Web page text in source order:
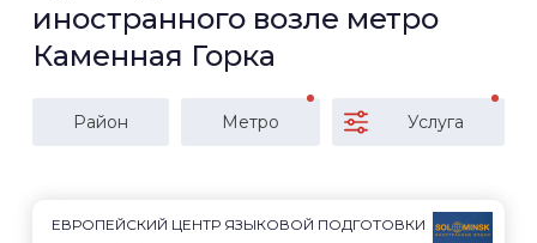
иностранного возле метро
Каменная Горка
Район Метро Услуга
ЕВРОПЕЙСКИЙ ЦЕНТР ЯЗЫКОВОЙ ПОДГОТОВКИ